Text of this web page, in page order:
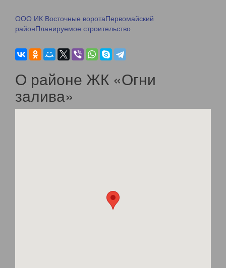
ООО ИК Восточные воротаПервомайский
районПланируемое строительство
О районе ЖК «Огни
залива»